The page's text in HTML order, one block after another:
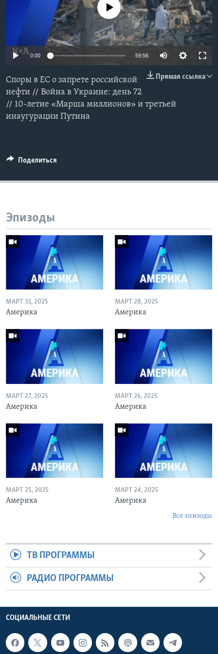
Learning English
СОЦИАЛЬНЫЕ СЕТИ
Языки
No media source currently available
0:00 59:56
Прямая ссылка
Споры в ЕС о запрете российской
нефти // Война в Украине: день 72
// 10-летие «Марша миллионов» и третьей
инаугурации Путина
Поделиться
Эпизоды
МАРТ 31, 2025
Америка
МАРТ 28, 2025
Америка
МАРТ 27, 2025
Америка
МАРТ 26, 2025
Америка
МАРТ 25, 2025
Америка
МАРТ 24, 2025
Америка
Все эпизоды
ТВ ПРОГРАММЫ
РАДИО ПРОГРАММЫ
СОЦИАЛЬНЫЕ СЕТИ